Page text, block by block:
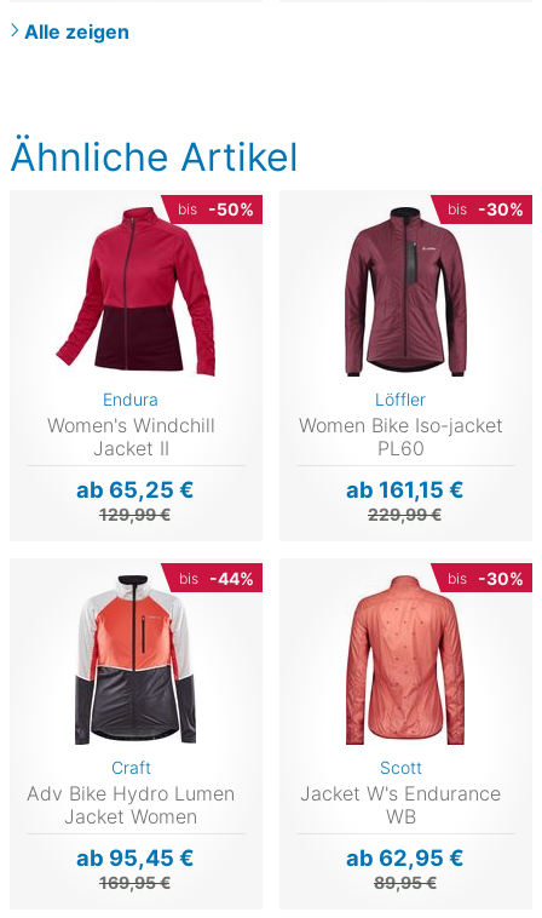
Ähnliche Artikel
bis -50%
Endura
Women's Windchill
Jacket II
ab 65,25 €
129,99 €
bis -30%
Löffler
Women Bike Iso-jacket
PL60
ab 161,15 €
229,99 €
bis -44%
Craft
Adv Bike Hydro Lumen
Jacket Women
ab 95,45 €
169,95 €
bis -30%
Scott
Jacket W's Endurance
WB
ab 62,95 €
89,95 €
Alle zeigen